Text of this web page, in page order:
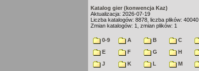
Katalog gier (konwencja Kaz)
Aktualizacja: 2026-07-19
Liczba katalogów: 8878, liczba plików: 40040
Zmian katalogów: 1, zmian plików: 1
0-9 A B C
E
F G H
J
K L M